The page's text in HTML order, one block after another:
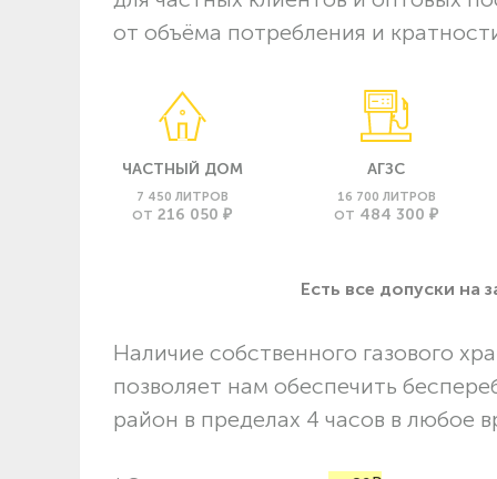
от объёма потребления и
ЧАСТНЫЙ ДОМ
7 450 ЛИТРОВ
ОТ 216 050 ₽
АГЗС
16 700 ЛИТРОВ
ОТ 484 300 ₽
Есть все допуски нa
Наличие собственного газового
позволяет нам обеспечить
район в пределах 4 часов в любое